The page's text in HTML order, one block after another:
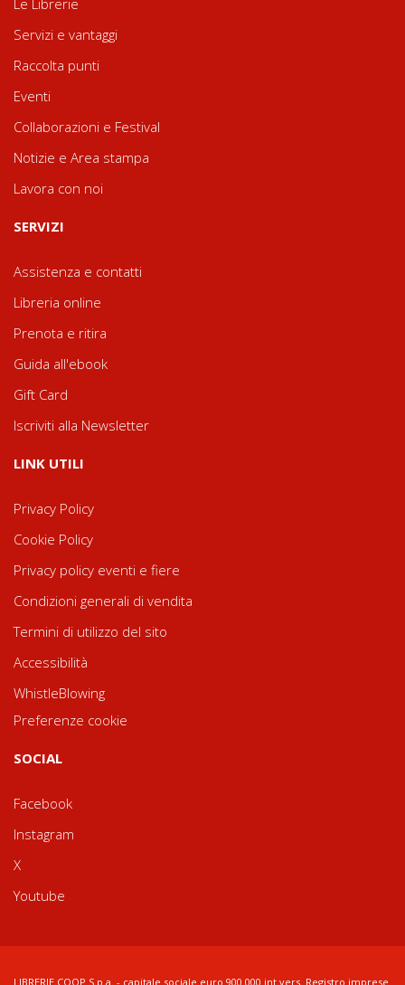
Servizi e vantaggi
Raccolta punti
Eventi
Collaborazioni e Festival
Notizie e Area stampa
Lavora con noi
SERVIZI
Assistenza e contatti
Libreria online
Prenota e ritira
Guida all'ebook
Gift Card
Iscriviti alla Newsletter
LINK UTILI
Privacy Policy
Cookie Policy
Privacy policy eventi e fiere
Condizioni generali di vendita
Termini di utilizzo del sito
Accessibilità
WhistleBlowing
Preferenze cookie
SOCIAL
Facebook
Instagram
X
Youtube
LIBRERIE.COOP S.p.a. - capitale sociale euro 900.000 int.vers. Registro imprese